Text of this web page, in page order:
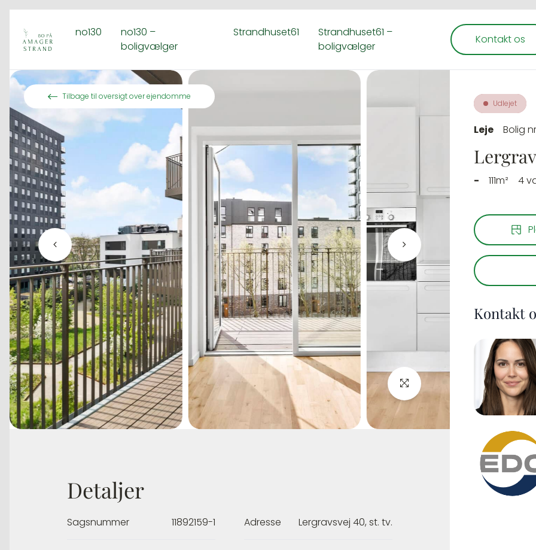
Spring til indhold
no130
no130 –
boligvælger
Strandhuset61
Strandhuset61 –
boligvælger
Kontakt os
Tilbage til oversigt over ejendomme
Udlejet
Leje Bolig
- 111m² 4
Kontakt
Detaljer
Sagsnummer 11892159-1 Adresse Lergravsvej 40, st. tv.